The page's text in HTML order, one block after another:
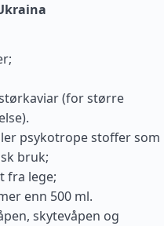
(for større
psykotrope stoffer som
bruk;
fra lege;
enn 500 ml.
skytevåpen og